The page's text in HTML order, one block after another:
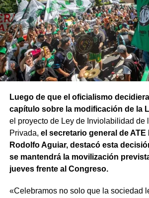
Luego de que el oficialismo
capítulo sobre la modificación de la
el proyecto de Ley de Inviolabilidad de
Privada, el secretario general de ATE
Rodolfo Aguiar, destacó esta
se mantendrá la movilización
jueves frente al Congreso.
«Celebramos no solo que la sociedad